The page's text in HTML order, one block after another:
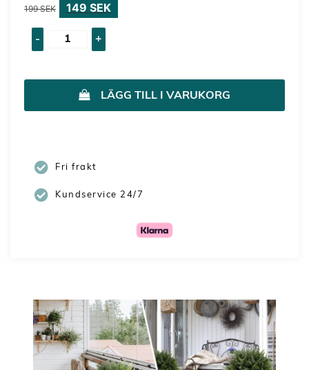
199SEK 149 SEK
- +
LÄGG TILL I VARUKORG
Fri frakt
Kundservice 24/7